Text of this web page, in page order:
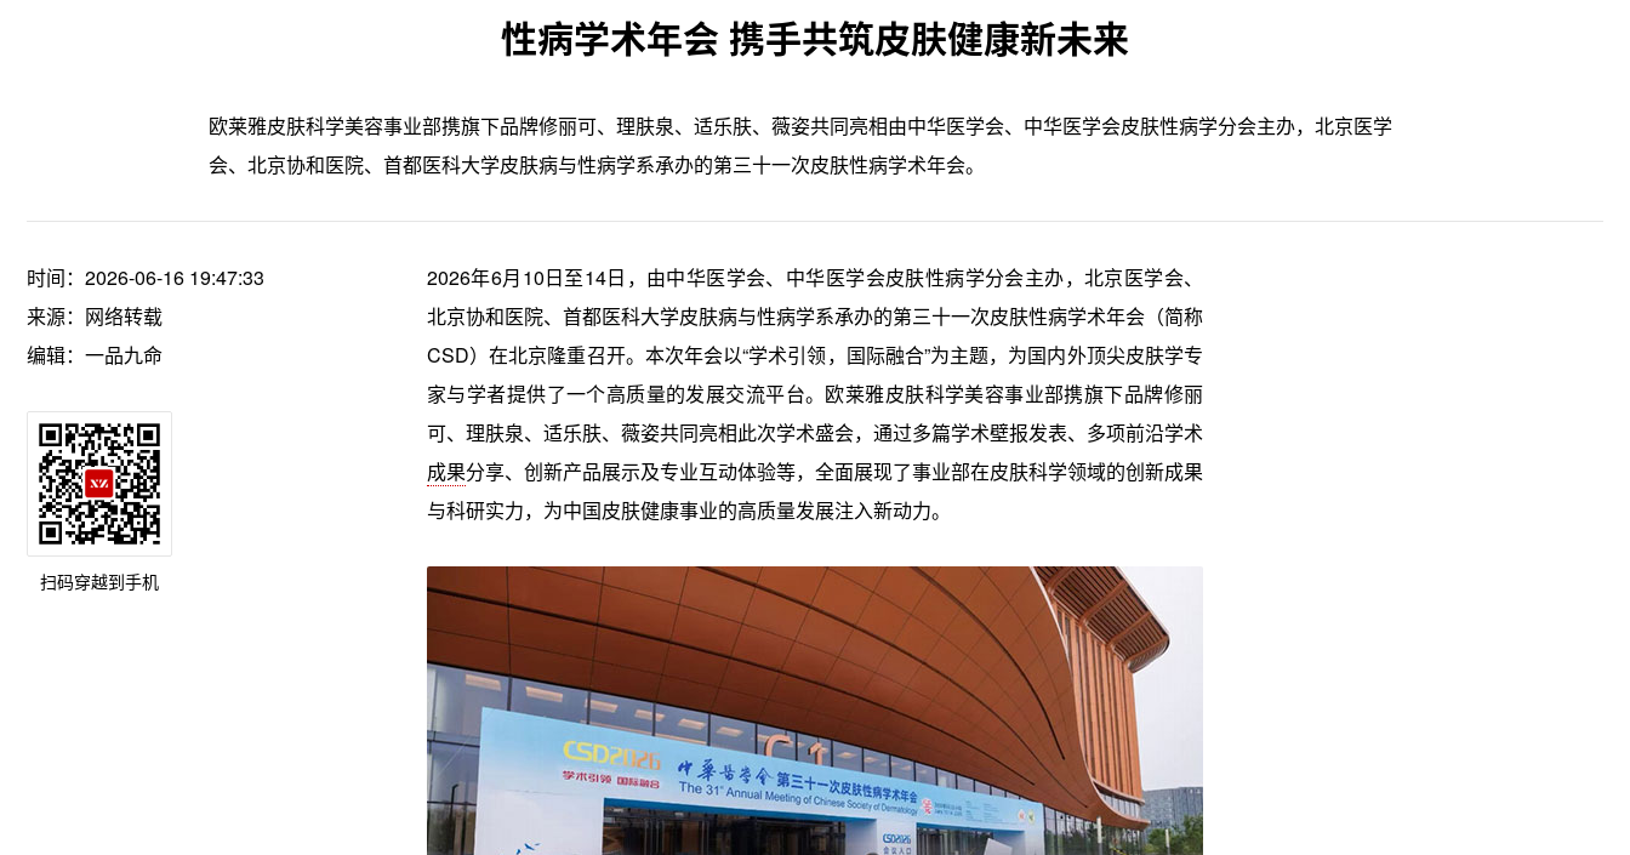
性病学术年会 携手共筑皮肤健康新未来
欧莱雅皮肤科学美容事业部携旗下品牌修丽可、理肤泉、适乐肤、薇姿共同亮相由中华医学会、中华医学会皮肤性病学分会主办，北京医学
会、北京协和医院、首都医科大学皮肤病与性病学系承办的第三十一次皮肤性病学术年会。
2026年6月10日至14日，由中华医学会、中华医学会皮肤性病学分会主办，北京医学会、
北京协和医院、首都医科大学皮肤病与性病学系承办的第三十一次皮肤性病学术年会（简称
CSD）在北京隆重召开。本次年会以“学术引领，国际融合”为主题，为国内外顶尖皮肤学专
家与学者提供了一个高质量的发展交流平台。欧莱雅皮肤科学美容事业部携旗下品牌修丽
可、理肤泉、适乐肤、薇姿共同亮相此次学术盛会，通过多篇学术壁报发表、多项前沿学术
成果分享、创新产品展示及专业互动体验等，全面展现了事业部在皮肤科学领域的创新成果
与科研实力，为中国皮肤健康事业的高质量发展注入新动力。
时间：2026-06-16 19:47:33
来源：网络转载
编辑：一品九命
扫码穿越到手机